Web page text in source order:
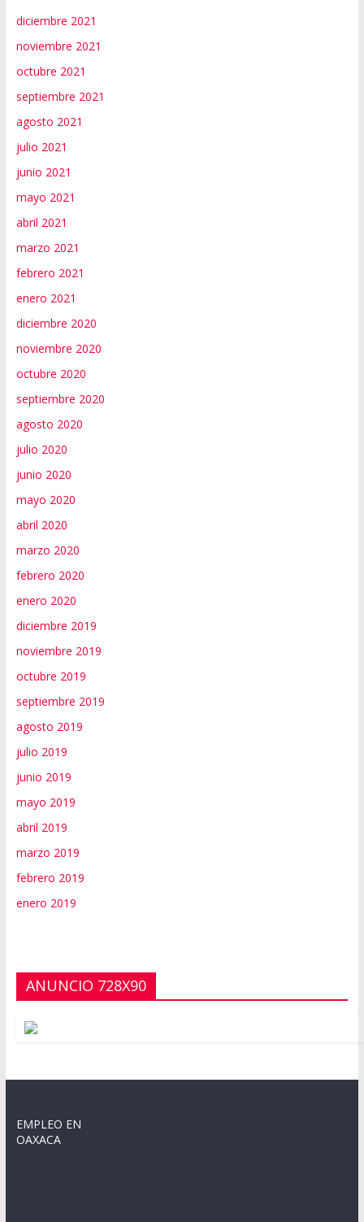
diciembre 2021
noviembre 2021
octubre 2021
septiembre 2021
agosto 2021
julio 2021
junio 2021
mayo 2021
abril 2021
marzo 2021
febrero 2021
enero 2021
diciembre 2020
noviembre 2020
octubre 2020
septiembre 2020
agosto 2020
julio 2020
junio 2020
mayo 2020
abril 2020
marzo 2020
febrero 2020
enero 2020
diciembre 2019
noviembre 2019
octubre 2019
septiembre 2019
agosto 2019
julio 2019
junio 2019
mayo 2019
abril 2019
marzo 2019
febrero 2019
enero 2019
ANUNCIO 728X90
EMPLEO EN
OAXACA